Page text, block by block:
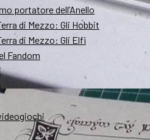
portatore dell’Anello
di Mezzo: Gli Hobbit
di Mezzo: Gli Elfi
Fandom